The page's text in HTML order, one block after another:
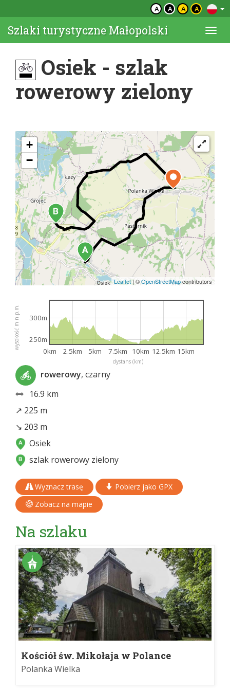
A A A A
Szlaki turystyczne Małopolski
Osiek - szlak
rowerowy zielony
+
−
Leaflet | ©OpenStreetMapcontributors
dystans (km)
wysokość m n.p.m.
0km 2.5km 5km 7.5km 10km 12.5km 15km
250m
300m
rowerowy, czarny
16.9 km
↗ 225 m
↘ 203 m
Osiek
szlak rowerowy zielony
Wyznacz trasę
Pobierz jako GPX
Zobacz na mapie
Na szlaku
Kościół św. Mikołaja w Polance
Wielkiej
Polanka Wielka